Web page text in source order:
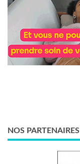
NOS PARTENAIRES